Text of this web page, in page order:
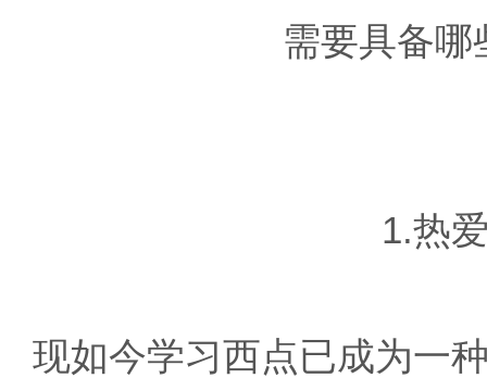
需要具备哪
1.热
现如今学习西点已成为一